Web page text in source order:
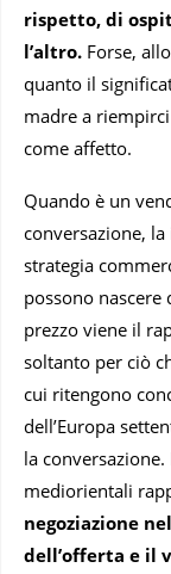
rispetto, di
l’altro. Forse,
quanto il
madre a
come affetto.
Quando è un
conversazione,
strategia
possono nascere
prezzo viene il
soltanto per ciò
cui ritengono
dell’Europa
la
mediorientali
negoziazione
dell’offerta e il